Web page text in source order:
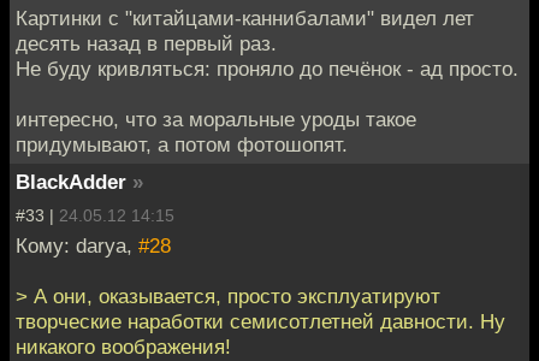
Картинки с "китайцами-каннибалами" видел лет
десять назад в первый раз.
Не буду кривляться: проняло до печёнок - ад просто.
интересно, что за моральные уроды такое
придумывают, а потом фотошопят.
BlackAdder »
#33 | 24.05.12 14:15
Кому: darya, #28
> А они, оказывается, просто эксплуатируют
творческие наработки семисотлетней давности. Ну
никакого воображения!